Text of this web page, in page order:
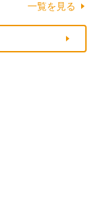
一覧を見る